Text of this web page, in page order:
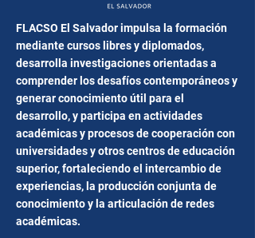
FLACSO El Salvador impulsa la formación
mediante cursos libres y diplomados,
desarrolla investigaciones orientadas a
comprender los desafíos contemporáneos y
generar conocimiento útil para el
desarrollo, y participa en actividades
académicas y procesos de cooperación con
universidades y otros centros de educación
superior, fortaleciendo el intercambio de
experiencias, la producción conjunta de
conocimiento y la articulación de redes
académicas.